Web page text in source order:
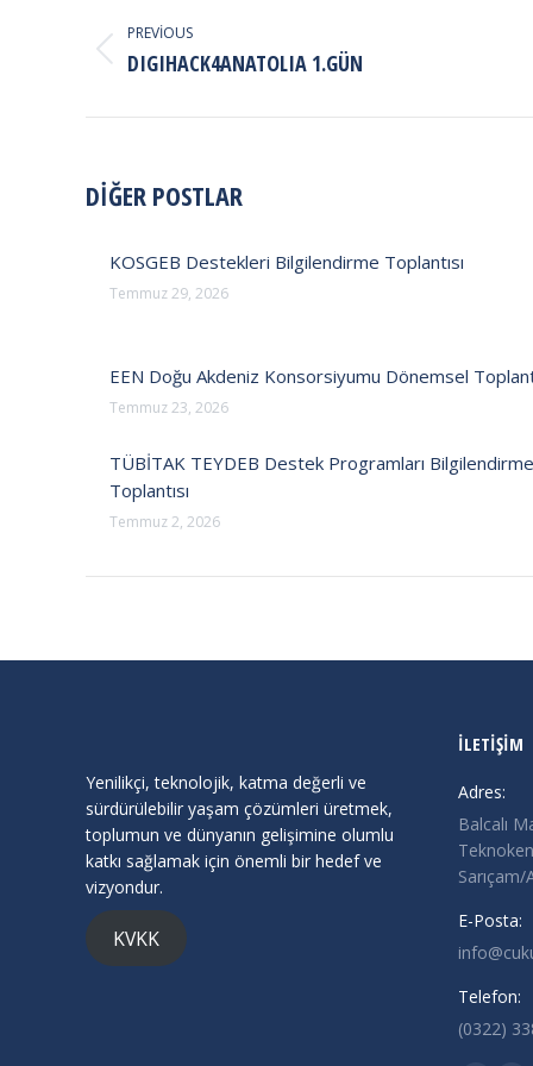
NAVIGATION
PREVIOUS
Previous
DIGIHACK4ANATOLIA 1.GÜN
DİĞER POSTLAR
KOSGEB Destekleri Bilgilendirme Toplantısı
Temmuz 29, 2026
EEN Doğu Akdeniz Konsorsiyumu Dönemsel
Temmuz 23, 2026
TÜBİTAK TEYDEB Destek Programları Bilgilendirme
Toplantısı
Temmuz 2, 2026
Yenilikçi, teknolojik, katma değerli ve
sürdürülebilir yaşam çözümleri üretmek,
toplumun ve dünyanın gelişimine olumlu
katkı sağlamak için önemli bir hedef ve
vizyondur.
KVKK
İLETİŞİM
Adres:
Balcalı
Sarıçam/
E-Posta:
Telefon:
(0322)